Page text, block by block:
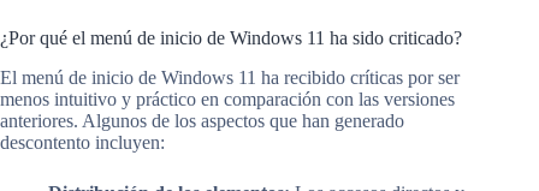
¿Por qué el menú de inicio de Windows 11 ha sido criticado?
El menú de inicio de Windows 11 ha recibido críticas por ser
menos intuitivo y práctico en comparación con las versiones
anteriores. Algunos de los aspectos que han generado
descontento incluyen: